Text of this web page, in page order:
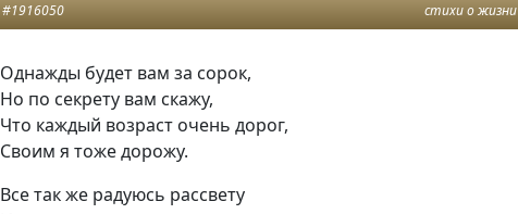
стихи о жизни
#1916050
Однажды будет вам за сорок,
Но по секрету вам скажу,
Что каждый возраст очень дорог,
Своим я тоже дорожу.
Все так же радуюсь рассвету